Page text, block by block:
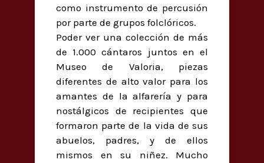
como instrumento de percusión
por parte de grupos folclóricos.
Poder ver una colección de más
de 1.000 cántaros juntos en el
Museo de Valoria, piezas
diferentes de alto valor para los
amantes de la alfarería y para
nostálgicos de recipientes que
formaron parte de la vida de sus
abuelos, padres, y de ellos
mismos en su niñez. Mucho